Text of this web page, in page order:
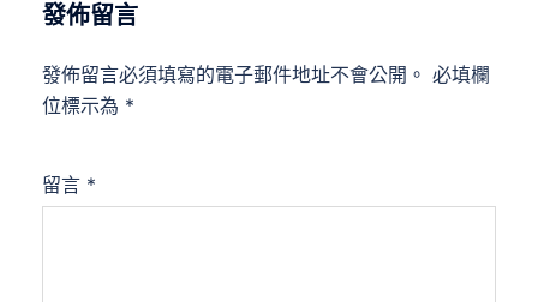
發佈留言
發佈留言必須填寫的電子郵件地址不會公開。 必填欄
位標示為 *
留言 *